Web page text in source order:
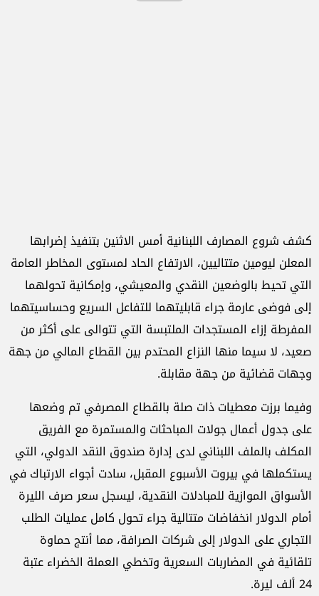
كشف شروع المصارف اللبنانية أمس الاثنين بتنفيذ إضرابها
المعلن ليومين متتاليين، الارتفاع الحاد لمستوى المخاطر العامة
التي تحيط بالوضعين النقدي والمعيشي، وإمكانية تحولهما
إلى فوضى عارمة جراء قابليتهما للتفاعل السريع وحساسيتهما
المفرطة إزاء المستجدات الملتبسة التي تتوالى على أكثر من
صعيد، لا سيما منها النزاع المحتدم بين القطاع المالي من جهة
وجهات قضائية من جهة مقابلة.
وفيما برزت معطيات ذات صلة بالقطاع المصرفي تم وضعها
على جدول أعمال جولات المباحثات والمستمرة مع الفريق
المكلف بالملف اللبناني لدى إدارة صندوق النقد الدولي، التي
يستكملها في بيروت الأسبوع المقبل، سادت أجواء الارتباك في
الأسواق الموازية للمبادلات النقدية، ليسجل سعر صرف الليرة
أمام الدولار انخفاضات متتالية جراء تحول كامل عمليات الطلب
التجاري على الدولار إلى شركات الصرافة، مما أنتج حماوة
تلقائية في المضاربات السعرية وتخطي العملة الخضراء عتبة
24 ألف ليرة.